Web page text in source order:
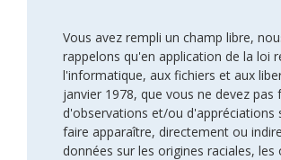
Vous avez rempli un champ libre,
rappelons qu'en application de la loi
l'informatique, aux fichiers et aux
janvier 1978, que vous ne devez pas
d'observations et/ou d'appréciations
faire apparaître, directement ou
données sur les origines raciales, les